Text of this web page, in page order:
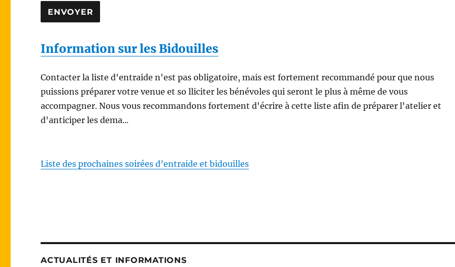
A
l
t
n
v
Information sur les Bidouilles
Contacter la liste d'entraide n'est pas obligatoire, mais est fortement recommandé pour que nous
puissions préparer votre venue et so lliciter les bénévoles qui seront le plus à même de vous
accompagner. Nous vous recommandons fortement d'écrire à cette liste afin de préparer l'atelier et
d'anticiper les dema...
Liste des prochaines soirées d’entraide et bidouilles
ACTUALITÉS ET INFORMATIONS